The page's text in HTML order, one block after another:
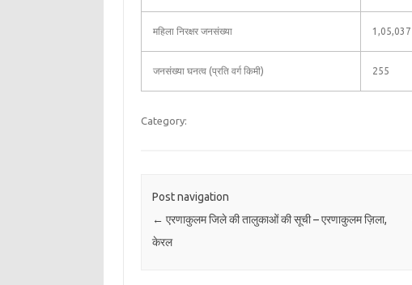
महिला निरक्षर जनसंख्या 1,05,037
जनसंख्या घनत्व (प्रति वर्ग किमी) 255
Category:
Post navigation
← एरणाकुलम जिले की तालुकाओं की सूची – एरणाकुलम ज़िला,
केरल